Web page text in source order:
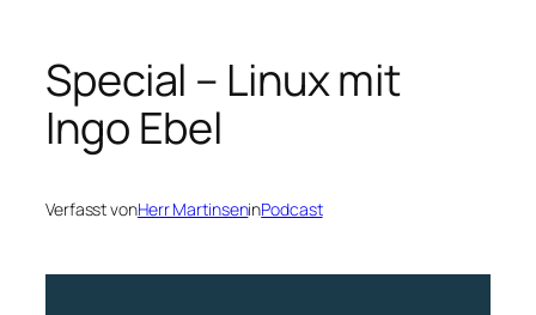
Special – Linux mit
Ingo Ebel
Verfasst vonHerr MartinseninPodcast